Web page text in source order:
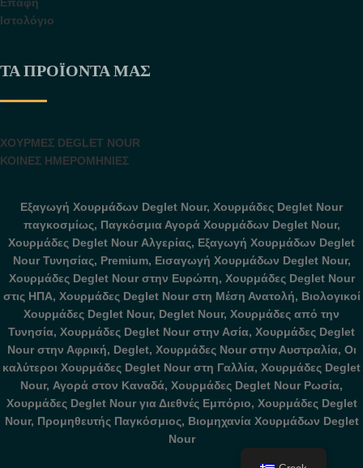
Ιστολόγιο
ΤΑ ΠΡΟΪΌΝΤΑ ΜΑΣ
ΧΟΥΡΜΕΣ DEGLET NOUR
ΚΟΙΝΕΣ ΗΜΕΡΟΜΗΝΙΕΣ
Εξαγωγή Χουρμάδων Deglet Nour, Χουρμάδες Deglet Nour
παγκοσμίως, Παγκόσμια Αγορά Χουρμάδων Deglet Nour,
Χουρμάδες Deglet Nour Αλγερίας, Εξαγωγή Χουρμάδων Deglet
Nour Τυνησίας, Premium, Εισαγωγή Χουρμάδων Deglet Nour,
Χουρμάδες Deglet Nour στην Ευρώπη, Χουρμάδες Deglet Nour
στις ΗΠΑ, Χουρμάδες Deglet Nour στη Μέση Ανατολή, Βιολογικοί
Χουρμάδες Deglet Nour, Deglet Nour, Χουρμάδες από την
Τυνησία, Χουρμάδες Deglet Nour στην Ασία, Χουρμάδες Deglet
Nour στην Αφρική, Deglet, Χουρμάδες Nour στην Αυστραλία, Οι
καλύτεροι Χουρμάδες Deglet Nour στη Γαλλία, Χουρμάδες Deglet
Nour, Αγορά στον Καναδά, Χουρμάδες Deglet Nour Ρωσία,
Χουρμάδες Deglet Nour για Διεθνές Εμπόριο, Χουρμάδες Deglet
Nour, Προμηθευτής Παγκόσμιος, Βιομηχανία Χουρμάδων Deglet
Nour